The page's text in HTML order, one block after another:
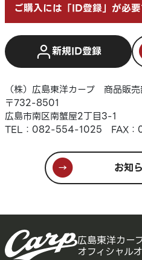
ご購入には「ID登録」が必要
新規ID登録
（株）広島東洋カープ 商品販
〒732-8501
広島市南区南蟹屋2丁目3-1
TEL：082-554-1025 FAX：
お知
広島東洋カー
オフィシャル